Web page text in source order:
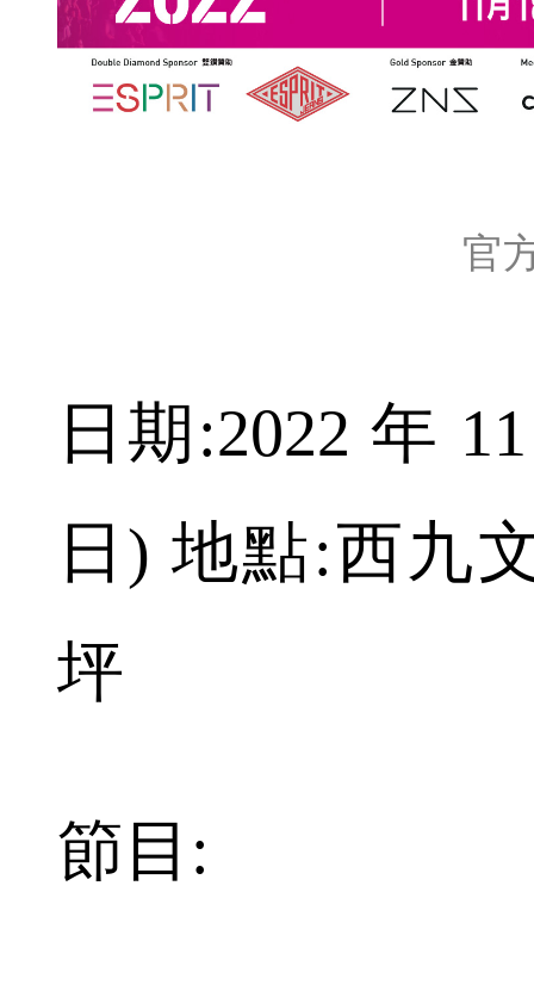
官
日期:2022 年
日) 地點:西九
坪
節目: